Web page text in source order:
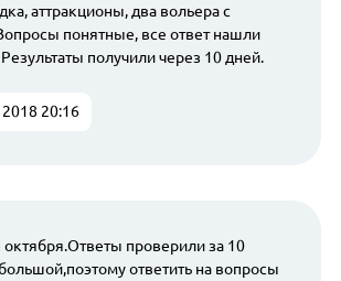
аттракционы, два вольера с
понятные, все ответ нашли
получили через 10 дней.
20:16
проверили за 10
ответить на вопросы